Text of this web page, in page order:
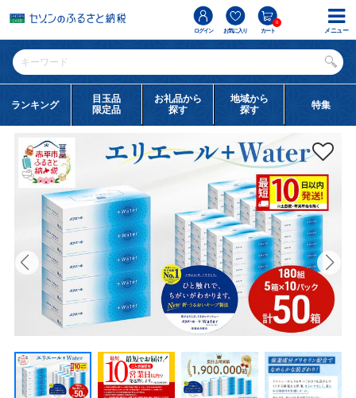
ログイン お気に入り カート
0
ランキング
目玉品
限定品
お礼品から
探す
地域から
探す
特集
メニュー